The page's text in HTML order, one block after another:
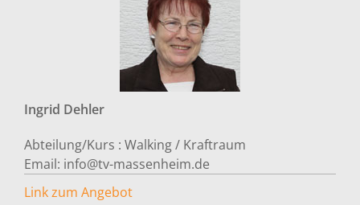
Ingrid Dehler
Abteilung/Kurs : Walking / Kraftraum
Email: info@tv-massenheim.de
Link zum Angebot